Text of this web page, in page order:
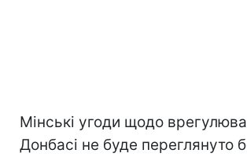
Мінські угоди щодо
Донбасі не буде переглянуто